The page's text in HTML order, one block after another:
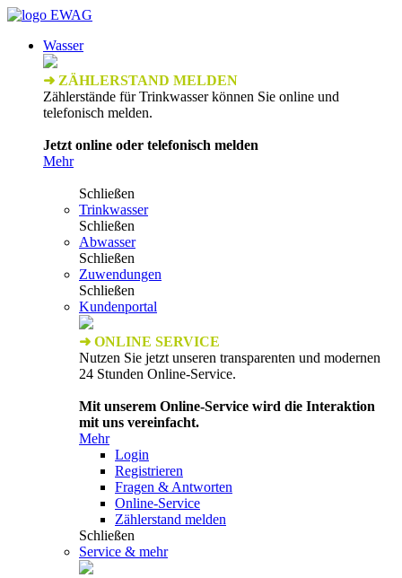
Wasser
➜ ZÄHLERSTAND MELDEN
Zählerstände für Trinkwasser können Sie online und
telefonisch melden.
Jetzt online oder telefonisch melden
Mehr
Schließen
Trinkwasser
Schließen
Abwasser
Schließen
Zuwendungen
Schließen
Kundenportal
➜ ONLINE SERVICE
Nutzen Sie jetzt unseren transparenten und modernen
24 Stunden Online-Service.
Mit unserem Online-Service wird die Interaktion
mit uns vereinfacht.
Mehr
Login
Registrieren
Fragen & Antworten
Online-Service
Zählerstand melden
Schließen
Service & mehr